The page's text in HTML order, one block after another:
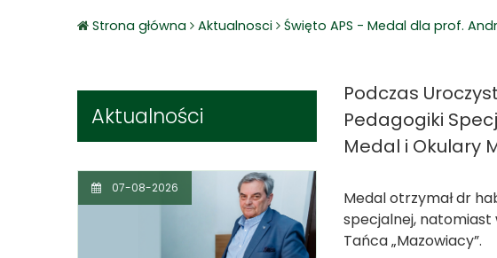
Strona główna Aktualnosci Święto APS - Medal dla prof.
Aktualności
07-08-2026
Podczas
Pedagogiki
Medal i Okulary
Medal otrzymał dr
specjalnej, natomiast
Tańca „Mazowiacy”.